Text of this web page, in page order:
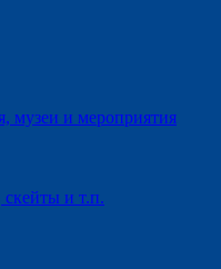
музеи и мероприятия
и т.п.